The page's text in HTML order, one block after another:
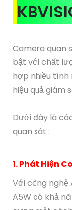
Camera quan
bật với chất
hợp nhiều tính
hiệu quả giám
Dưới đây là
quan sát :
1. Phát Hiện
Với công nghệ
A5W có khả